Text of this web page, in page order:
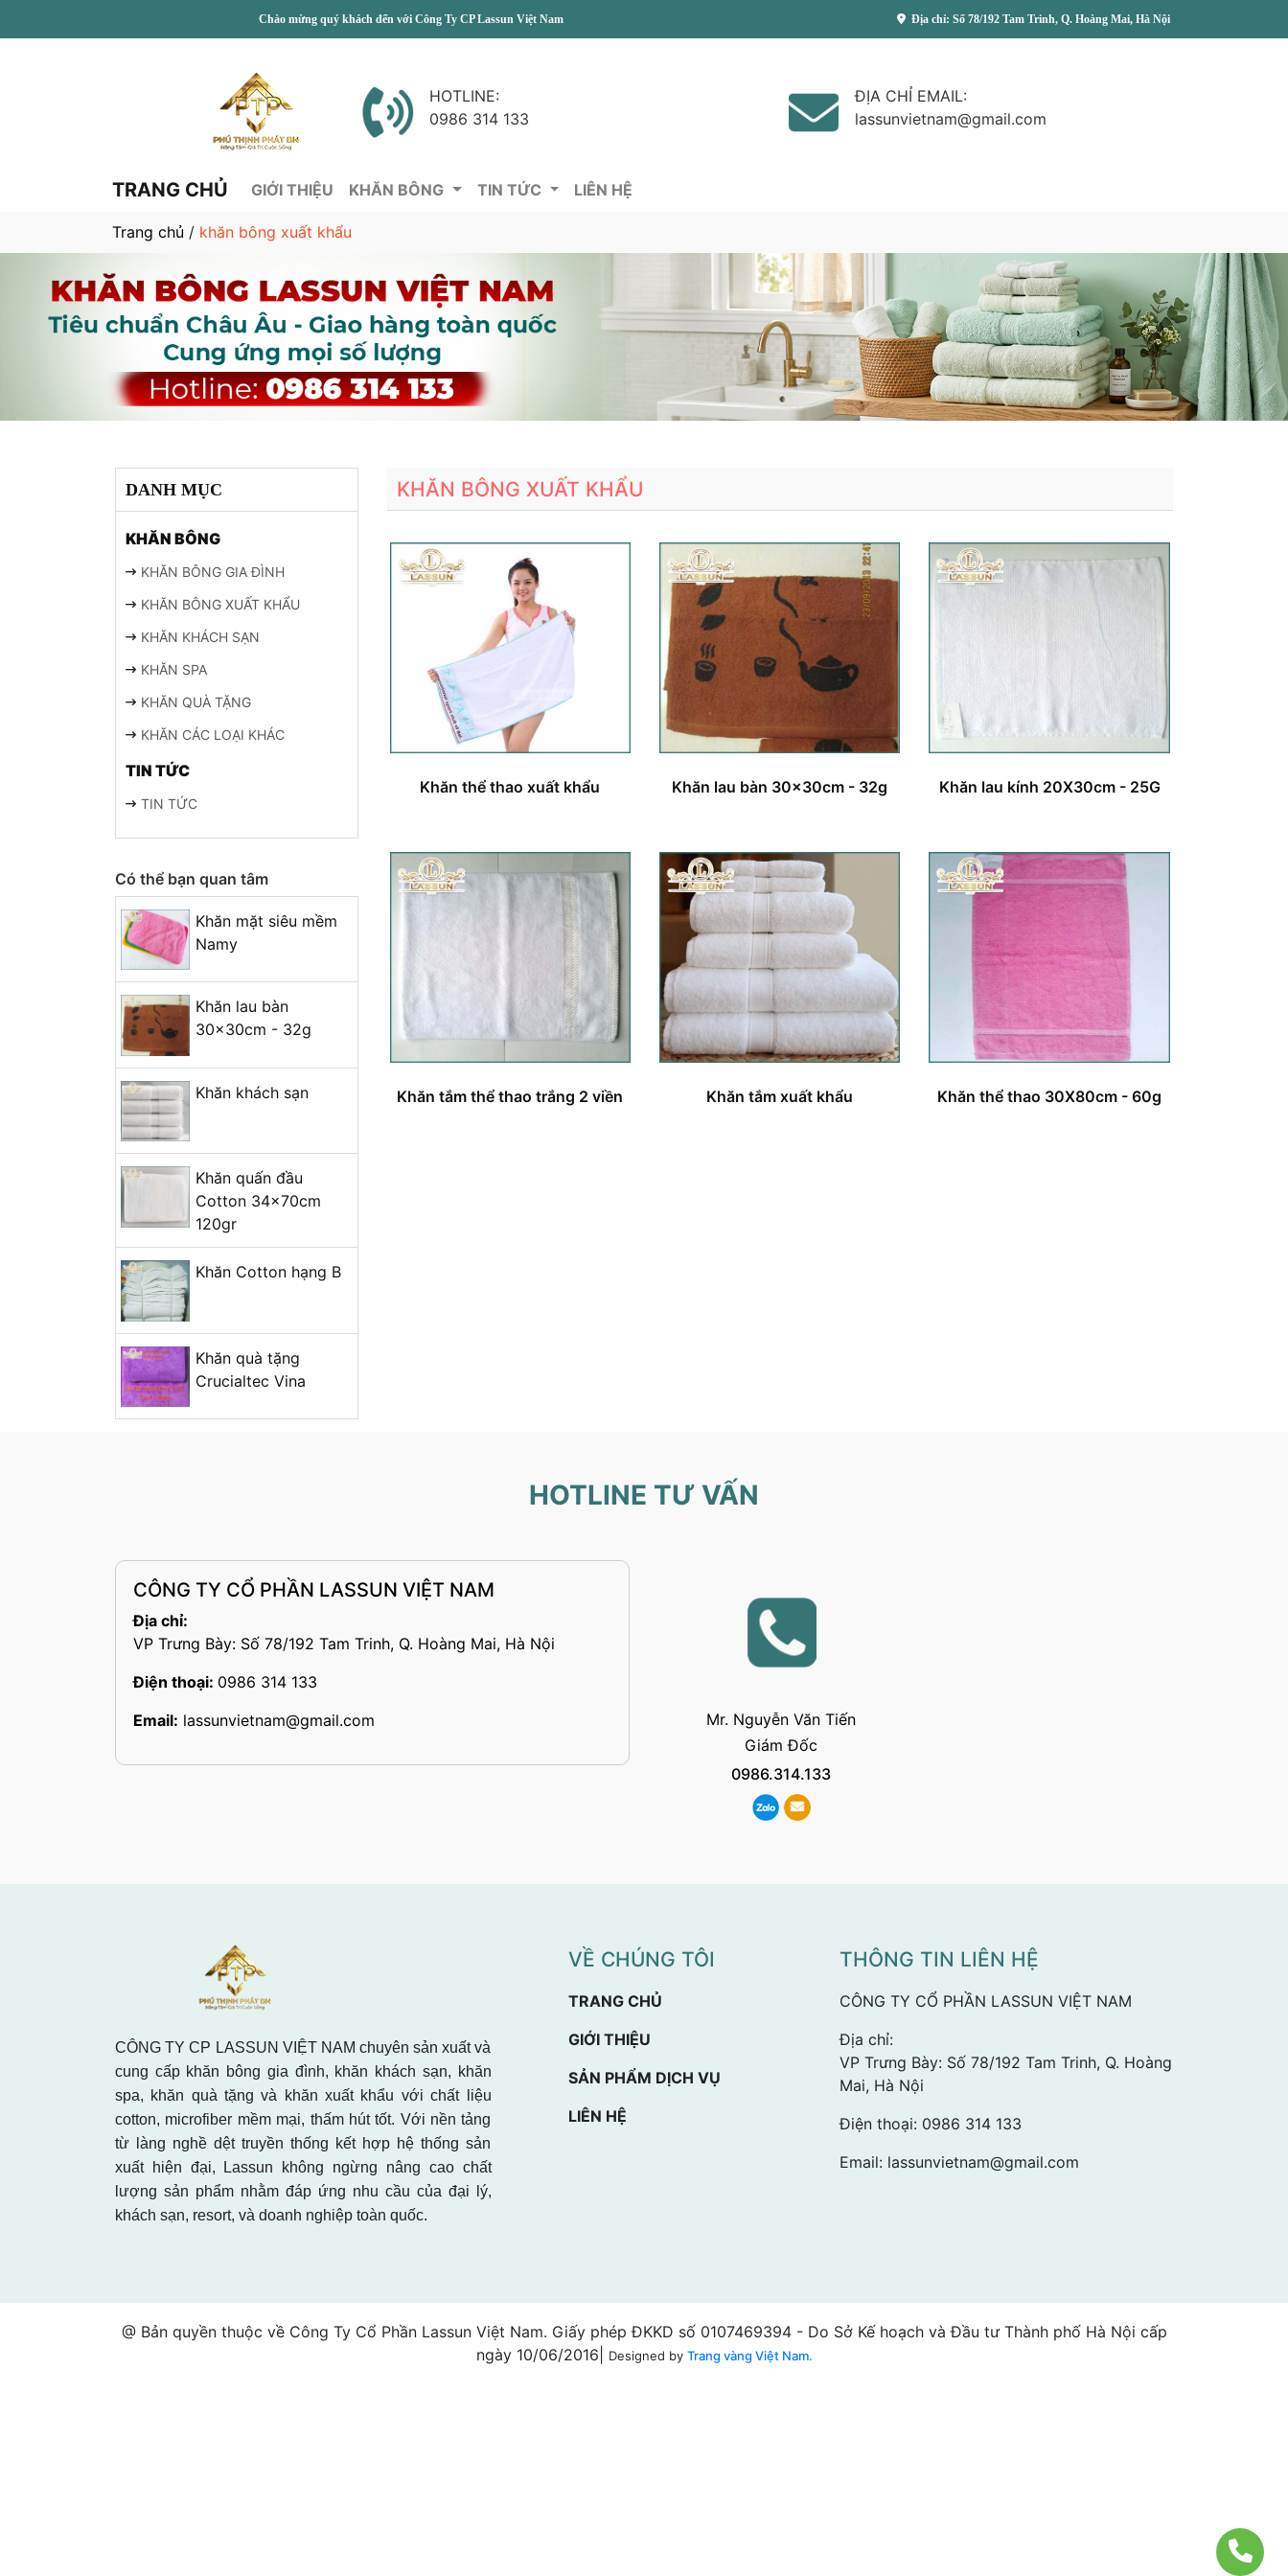
Chào mừng quý khách đến với Công Ty CP Lassun Việt Nam Địa chỉ: Số 78/192 Tam Trinh, Q. Hoàng Mai, Hà Nội
HOTLINE:
0986 314 133
ĐỊA CHỈ EMAIL:
lassunvietnam@gmail.com
TRANG CHỦ GIỚI THIỆU KHĂN BÔNG TIN TỨC LIÊN HỆ
Trang chủ / khăn bông xuất khẩu
DANH MỤC
KHĂN BÔNG
KHĂN BÔNG GIA ĐÌNH
KHĂN BÔNG XUẤT KHẨU
KHĂN KHÁCH SẠN
KHĂN SPA
KHĂN QUÀ TẶNG
KHĂN CÁC LOẠI KHÁC
TIN TỨC
TIN TỨC
Có thể bạn quan tâm
Khăn mặt siêu mềm
Namy
Khăn lau bàn
30x30cm - 32g
Khăn khách sạn
Khăn quấn đầu
Cotton 34x70cm
120gr
Khăn Cotton hạng B
Khăn quà tặng
Crucialtec Vina
KHĂN BÔNG XUẤT KHẨU
Khăn thể thao xuất khẩu Khăn lau bàn 30x30cm - 32g Khăn lau kính 20X30cm - 25G
Khăn tắm thể thao trắng 2 viền Khăn tắm xuất khẩu Khăn thể thao 30X80cm - 60g
HOTLINE TƯ VẤN
CÔNG TY CỔ PHẦN LASSUN VIỆT NAM
Địa chỉ:
VP Trưng Bày: Số 78/192 Tam Trinh, Q. Hoàng Mai, Hà Nội
Điện thoại: 0986 314 133
Email: lassunvietnam@gmail.com
Mr. Nguyễn Văn Tiến
Giám Đốc
0986.314.133
CÔNG TY CP LASSUN VIỆT NAM chuyên sản xuất và
cung cấp khăn bông gia đình, khăn khách sạn, khăn
spa, khăn quà tặng và khăn xuất khẩu với chất liệu
cotton, microfiber mềm mại, thấm hút tốt. Với nền tảng
từ làng nghề dệt truyền thống kết hợp hệ thống sản
xuất hiện đại, Lassun không ngừng nâng cao chất
lượng sản phẩm nhằm đáp ứng nhu cầu của đại lý,
khách sạn, resort, và doanh nghiệp toàn quốc.
VỀ CHÚNG TÔI
TRANG CHỦ
GIỚI THIỆU
SẢN PHẨM DỊCH VỤ
LIÊN HỆ
THÔNG TIN LIÊN HỆ
CÔNG TY CỔ PHẦN LASSUN VIỆT NAM
Địa chỉ:
VP Trưng Bày: Số 78/192 Tam Trinh, Q. Hoàng
Mai, Hà Nội
Điện thoại: 0986 314 133
Email: lassunvietnam@gmail.com
@ Bản quyền thuộc về Công Ty Cổ Phần Lassun Việt Nam. Giấy phép ĐKKD số 0107469394 - Do Sở Kế hoạch và Đầu tư Thành phố Hà Nội cấp
ngày 10/06/2016|
Designed by Trang vàng Việt Nam.